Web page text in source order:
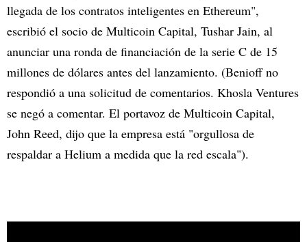
llegada de los contratos inteligentes en Ethereum",
escribió el socio de Multicoin Capital, Tushar Jain, al
anunciar una ronda de financiación de la serie C de 15
millones de dólares antes del lanzamiento. (Benioff no
respondió a una solicitud de comentarios. Khosla Ventures
se negó a comentar. El portavoz de Multicoin Capital,
John Reed, dijo que la empresa está "orgullosa de
respaldar a Helium a medida que la red escala").